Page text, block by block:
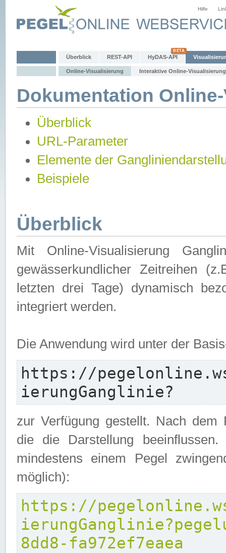
Hilfe
Überblick REST-API HyDAS-API
Online-Visualisierung Interaktive Online-Visualisierung
Dokumentation
Überblick
URL-Parameter
Elemente der
Beispiele
Überblick
Mit Online-Visualisierung
gewässerkundlicher Zeitreihen
letzten drei Tage) dynamisch
integriert werden.
Die Anwendung wird unter der
https://
ierungGanglinie?
zur Verfügung gestellt. Nach dem
die die Darstellung
mindestens einem Pegel
möglich):
https://
8dd8-fa972ef7eaea